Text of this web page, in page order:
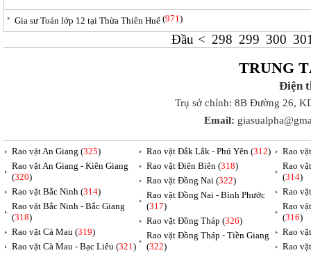
Gia sư Toán lớp 12 tại Thừa Thiên Huế (971)
Đầu < 298 299 300
TRUNG
Điện
Trụ sở chính: 8B Đường 26,
Email:
Rao vặt An Giang (325)
Rao vặt An Giang - Kiên Giang
(320)
Rao vặt Bắc Ninh (314)
Rao vặt Bắc Ninh - Bắc Giang
(318)
Rao vặt Cà Mau (319)
Rao vặt Cà Mau - Bạc Liêu (321)
Rao vặt Đắk Lắk - Phú Yên (312)
Rao vặt Điện Biên (318)
Rao vặt Đồng Nai (322)
Rao vặt Đồng Nai - Bình Phước
(317)
Rao vặt Đồng Tháp (326)
Rao vặt Đồng Tháp - Tiền Giang
(322)
Rao
Rao
(314)
Rao
Rao
(316)
Rao
Rao